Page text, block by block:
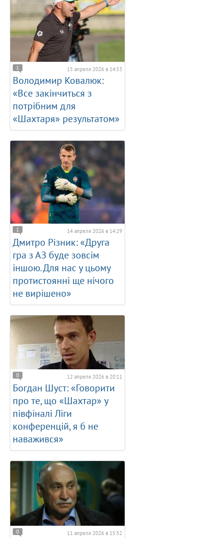
1 15 апреля 2026 в 14:53
Володимир Ковалюк:
«Все закінчиться з
потрібним для
«Шахтаря» результатом»
1 14 апреля 2026 в 14:29
Дмитро Різник: «Друга
гра з АЗ буде зовсім
іншою. Для нас у цьому
протистоянні ще нічого
не вирішено»
0 12 апреля 2026 в 20:11
Богдан Шуст: «Говорити
про те, що «Шахтар» у
півфіналі Ліги
конференцій, я б не
наважився»
0 11 апреля 2026 в 15:52